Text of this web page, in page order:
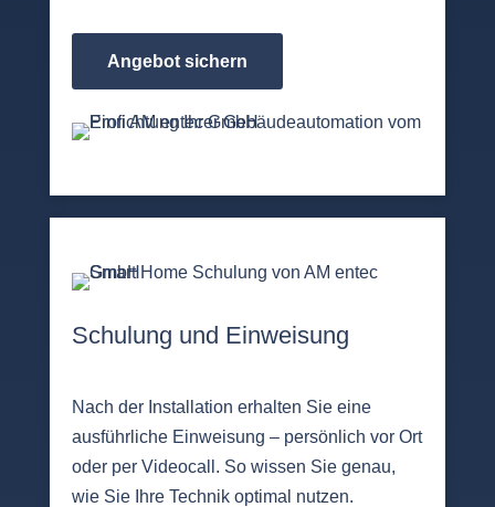
Angebot sichern
Schulung und Einweisung
Nach der Installation erhalten Sie eine
ausführliche Einweisung – persönlich vor Ort
oder per Videocall. So wissen Sie genau,
wie Sie Ihre Technik optimal nutzen.